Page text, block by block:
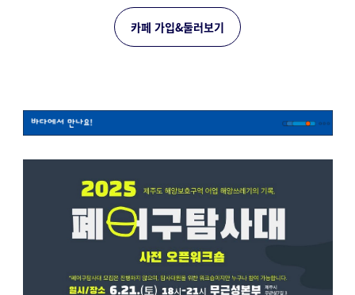
카페 가입&둘러보기